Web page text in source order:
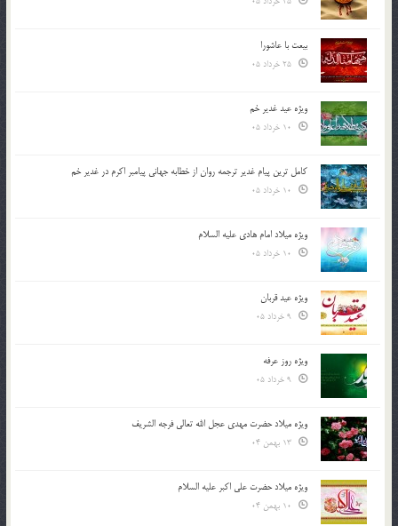
بیعت با عاشورا
ویژه عید غدیر خم
کامل ترین پیام غدیر ترجمه روان از خطابه جهانی پیامبر اکرم در غدیر خم
ویژه میلاد امام هادی علیه السلام
ویژه عید قربان
ویژه روز عرفه
ویژه میلاد حضرت مهدی عجل الله تعالی فرجه الشريف
ویژه میلاد حضرت علی اکبر علیه السلام